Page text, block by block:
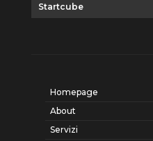
Startcube
Homepage
About
Servizi